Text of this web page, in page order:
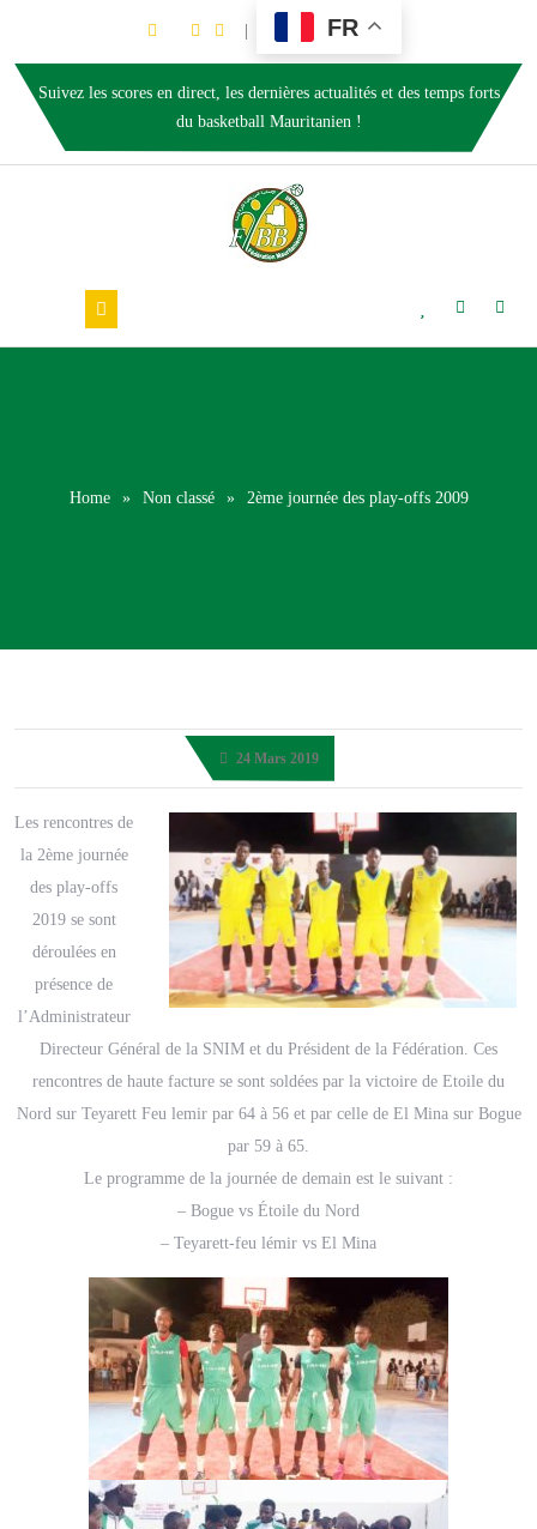
FR
Suivez les scores en direct, les dernières actualités et des temps forts
du basketball Mauritanien !
Home » Non classé » 2ème journée des play-offs 2009
24 Mars 2019
Les rencontres de
la 2ème journée
des play-offs
2019 se sont
déroulées en
présence de
l’Administrateur
Directeur Général de la SNIM et du Président de la Fédération. Ces
rencontres de haute facture se sont soldées par la victoire de Etoile du
Nord sur Teyarett Feu lemir par 64 à 56 et par celle de El Mina sur Bogue
par 59 à 65.
Le programme de la journée de demain est le suivant :
– Bogue vs Étoile du Nord
– Teyarett-feu lémir vs El Mina